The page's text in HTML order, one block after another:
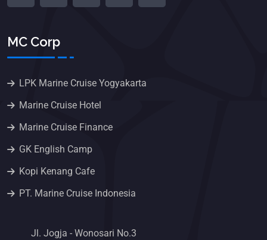
MC Corp
LPK Marine Cruise Yogyakarta
Marine Cruise Hotel
Marine Cruise Finance
GK English Camp
Kopi Kenang Cafe
PT. Marine Cruise Indonesia
Jl. Jogja - Wonosari No.3